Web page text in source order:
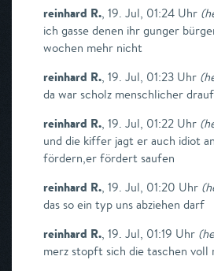
reinhard R., 19. Jul, 01:24 Uhr (
ich gasse denen ihr gunger
wochen mehr nicht
reinhard R., 19. Jul, 01:23 Uhr (
da war scholz menschlicher drauf
reinhard R., 19. Jul, 01:22 Uhr (
und die kiffer jagt er auch idiot
fördern,er fördert saufen
reinhard R., 19. Jul, 01:20 Uhr (
das so ein typ uns abziehen darf
reinhard R., 19. Jul, 01:19 Uhr (
merz stopft sich die taschen voll